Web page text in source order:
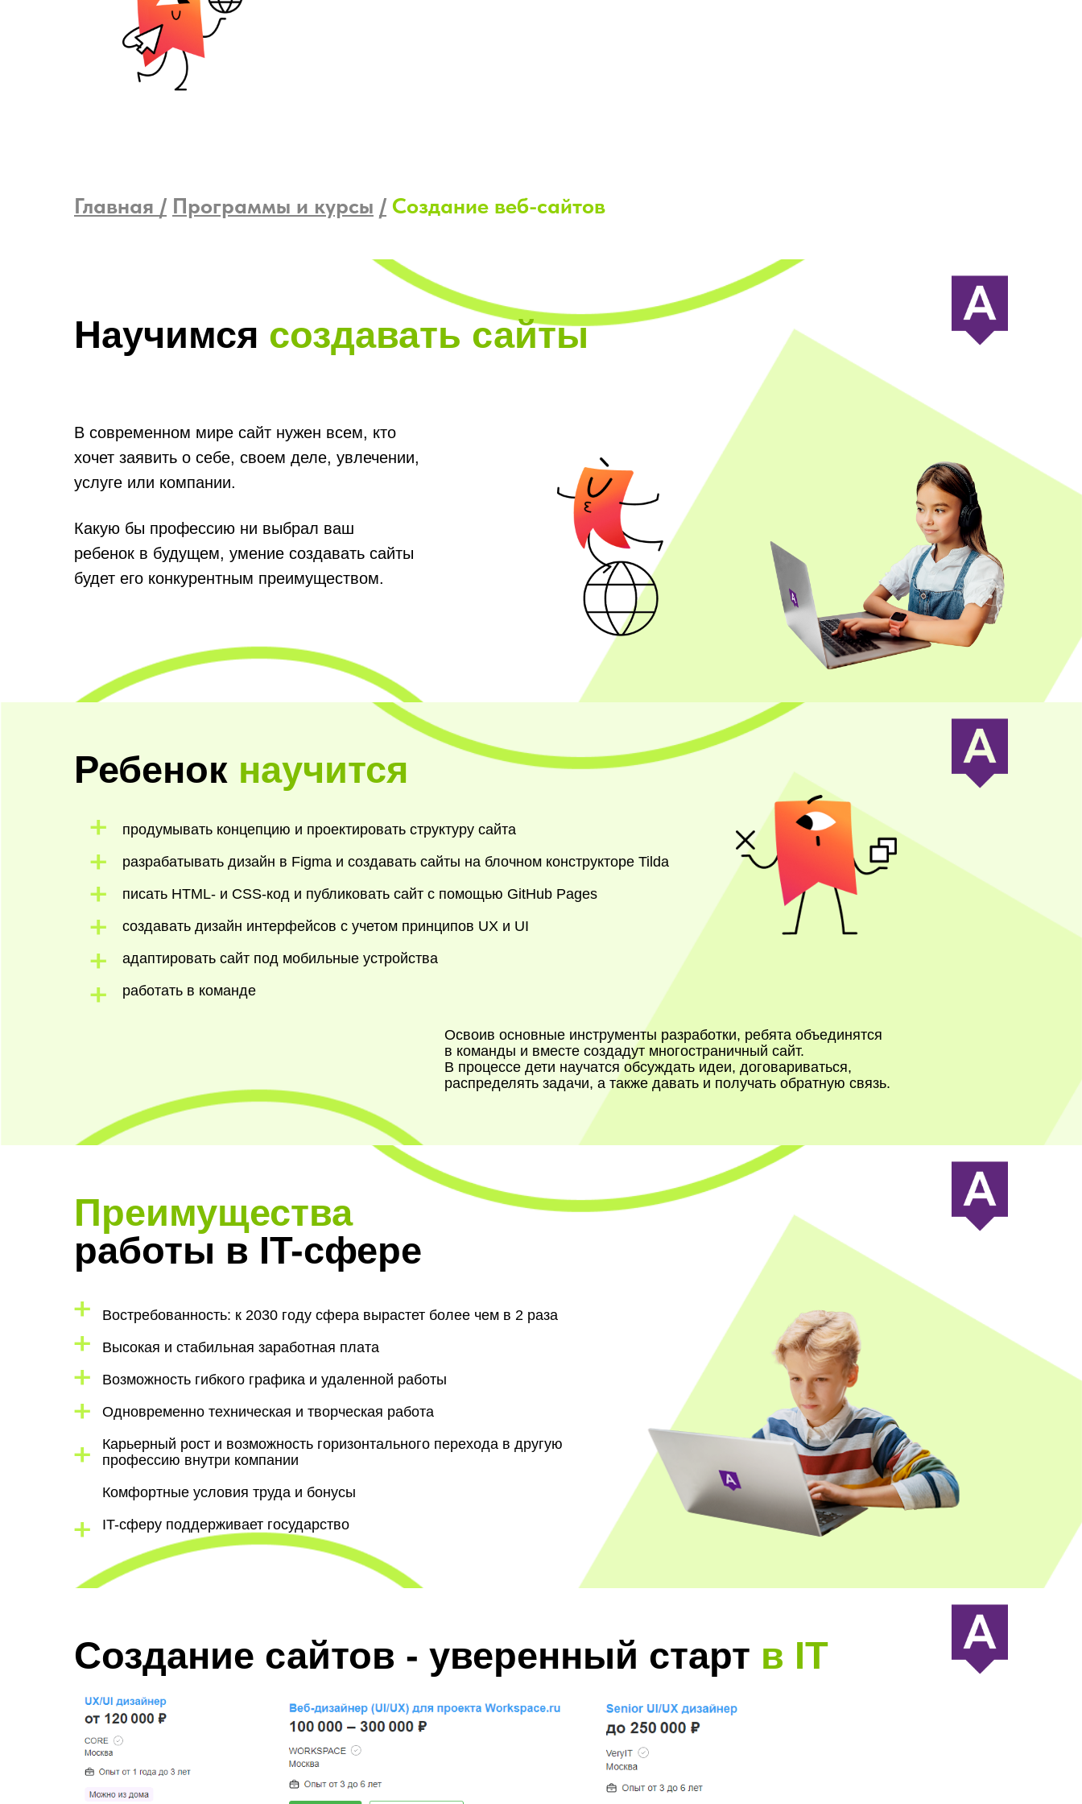
Главная / Программы и курсы / Создание веб-сайтов
Научимся создавать сайты
В современном мире сайт нужен всем, кто
хочет заявить о себе, своем деле, увлечении,
услуге или компании.
Какую бы профессию ни выбрал ваш
ребенок в будущем, умение создавать сайты
будет его конкурентным преимуществом.
Ребенок научится
продумывать концепцию и проектировать структуру сайта
разрабатывать дизайн в Figma и создавать сайты на блочном конструкторе Tilda
писать HTML- и CSS-код и публиковать сайт с помощью GitHub Pages
создавать дизайн интерфейсов с учетом принципов UX и UI
адаптировать сайт под мобильные устройства
работать в команде
Освоив основные инструменты разработки, ребята объединятся
в команды и вместе создадут многостраничный сайт.
В процессе дети научатся обсуждать идеи, договариваться,
распределять задачи, а также давать и получать обратную связь.
Преимущества
работы в IT-сфере
Востребованность: к 2030 году сфера вырастет более чем в 2 раза
Высокая и стабильная заработная плата
Возможность гибкого графика и удаленной работы
Одновременно техническая и творческая работа
Карьерный рост и возможность горизонтального перехода в другую
профессию внутри компании
Комфортные условия труда и бонусы
IT-сферу поддерживает государство
Создание сайтов - уверенный старт в IT